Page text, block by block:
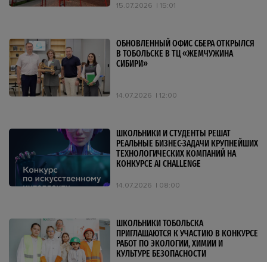
15.07.2026 15:01
ОБНОВЛЕННЫЙ ОФИС СБЕРА ОТКРЫЛСЯ
В ТОБОЛЬСКЕ В ТЦ «ЖЕМЧУЖИНА
СИБИРИ»
14.07.2026 12:00
ШКОЛЬНИКИ И СТУДЕНТЫ РЕШАТ
РЕАЛЬНЫЕ БИЗНЕС-ЗАДАЧИ КРУПНЕЙШИХ
ТЕХНОЛОГИЧЕСКИХ КОМПАНИЙ НА
КОНКУРСЕ AI CHALLENGE
14.07.2026 08:00
ШКОЛЬНИКИ ТОБОЛЬСКА
ПРИГЛАШАЮТСЯ К УЧАСТИЮ В КОНКУРСЕ
РАБОТ ПО ЭКОЛОГИИ, ХИМИИ И
КУЛЬТУРЕ БЕЗОПАСНОСТИ